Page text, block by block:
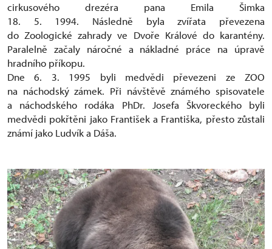
cirkusového drezéra pana Emila Šimka
18. 5. 1994. Následně byla zvířata převezena
do Zoologické zahrady ve Dvoře Králové do karantény.
Paralelně začaly náročné a nákladné práce na úpravě
hradního příkopu.
Dne 6. 3. 1995 byli medvědi převezeni ze ZOO
na náchodský zámek. Při návštěvě známého spisovatele
a náchodského rodáka PhDr. Josefa Škvoreckého byli
medvědi pokřtěni jako František a Františka, přesto zůstali
známí jako Ludvík a Dáša.